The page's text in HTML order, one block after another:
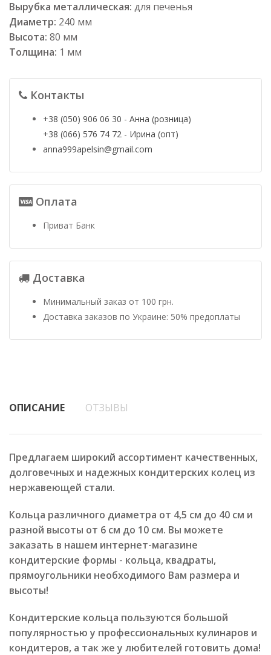
Вырубка металлическая: для печенья
Диаметр: 240 мм
Высота: 80 мм
Толщина: 1 мм
Контакты
+38 (050) 906 06 30 - Анна (розница)
+38 (066) 576 74 72 - Ирина (опт)
anna999apelsin@gmail.com
Оплата
Приват Банк
Доставка
Минимальный заказ от 100 грн.
Доставка заказов по Украине: 50% предоплаты
ОПИСАНИЕ ОТЗЫВЫ
Предлагаем широкий ассортимент качественных,
долговечных и надежных кондитерских колец из
нержавеющей стали.
Кольца различного диаметра от 4,5 см до 40 см и
разной высоты от 6 см до 10 см. Вы можете
заказать в нашем интернет-магазине
кондитерские формы - кольца, квадраты,
прямоугольники необходимого Вам размера и
высоты!
Кондитерские кольца пользуются большой
популярностью у профессиональных кулинаров и
кондитеров, а так же у любителей готовить дома!